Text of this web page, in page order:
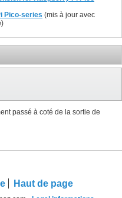
Pico-series (mis à jour avec
passé à coté de la sortie de
Haut de page